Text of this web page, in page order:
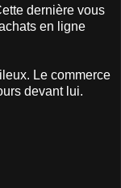
dernière vous
en ligne
Le commerce
devant lui.